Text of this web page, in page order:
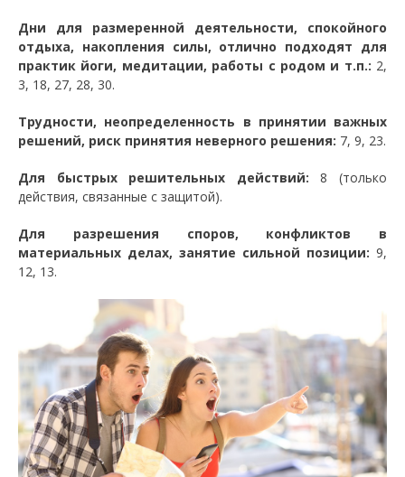
Дни для размеренной деятельности, спокойного
отдыха, накопления силы, отлично подходят для
практик йоги, медитации, работы с родом и т.п.: 2,
3, 18, 27, 28, 30.
Трудности, неопределенность в принятии важных
решений, риск принятия неверного решения: 7, 9, 23.
Для быстрых решительных действий: 8 (только
действия, связанные с защитой).
Для разрешения споров, конфликтов в
материальных делах, занятие сильной позиции: 9,
12, 13.